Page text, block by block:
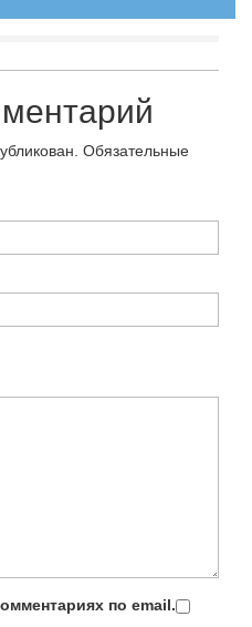
Обязательные
по email.